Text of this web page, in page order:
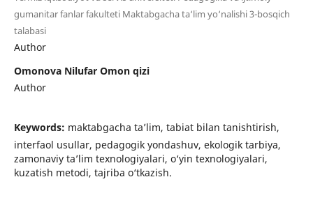
gumanitar fanlar fakulteti Maktabgacha ta‘lim yo‘nalishi 3-bosqich
talabasi
Author
Omonova Nilufar Omon qizi
Author
Keywords: maktabgacha ta’lim, tabiat bilan tanishtirish,
interfaol usullar, pedagogik yondashuv, ekologik tarbiya,
zamonaviy ta’lim texnologiyalari, o‘yin texnologiyalari,
kuzatish metodi, tajriba o‘tkazish.